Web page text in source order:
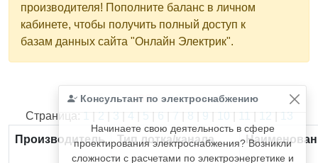
производителя! Пополните баланс в личном
кабинете, чтобы получить полный доступ к
базам данных сайта "Онлайн Электрик".
Консультант по электроснабжению
Начинаете свою деятельность в сфере
проектирования электроснабжения? Возникли
сложности с расчетами по электроэнергетике и
Найдено366из366записей.
Страница: 1 | 2 | 3 | 4 | 5 | 6 | 7 | 8 | 9 | 10 | 11 | 12 | 13
Производитель
Тип лотка/канала